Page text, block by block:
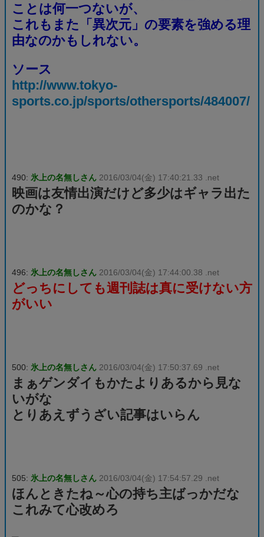
ことは何一つないが、
これもまた「異次元」の要素を強める理
由なのかもしれない。
ソース
http://www.tokyo-
sports.co.jp/sports/othersports/484007/
490: 氷上の名無しさん 2016/03/04(金) 17:40:21.33 .net
映画は友情出演だけど多少はギャラ出た
のかな？
496: 氷上の名無しさん 2016/03/04(金) 17:44:00.38 .net
どっちにしても週刊誌は真に受けない方
がいい
500: 氷上の名無しさん 2016/03/04(金) 17:50:37.69 .net
まぁゲンダイもかたよりあるから見な
いがな
とりあえずうざい記事はいらん
505: 氷上の名無しさん 2016/03/04(金) 17:54:57.29 .net
ほんときたね～心の持ち主ばっかだな
これみて心改めろ